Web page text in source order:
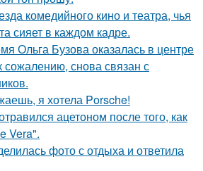
комедийного кино и театра, чья
сияет в каждом кадре.
Ольга Бузова оказалась в центре
сожалению, снова связан с
я хотела Porsche!
ацетоном после того, как
Vera".
фото с отдыха и ответила